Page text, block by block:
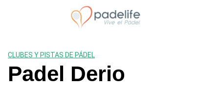
CLUBES Y PISTAS DE PÁDEL
Padel Derio